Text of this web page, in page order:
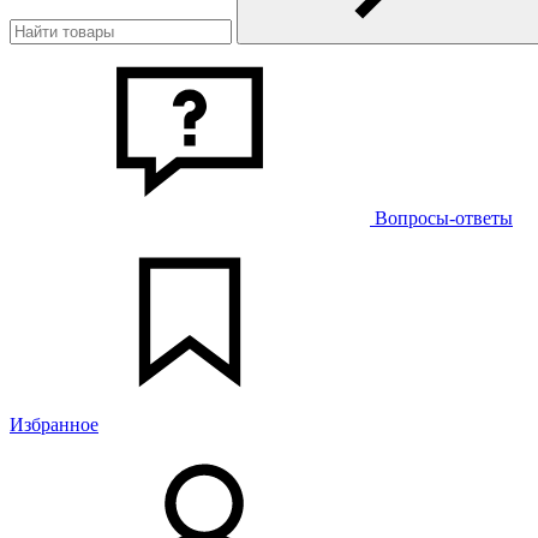
Вопросы-ответы
Избранное